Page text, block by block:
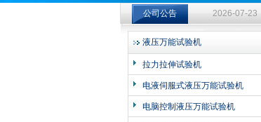
公司公告 钻杆扭转试验
钻杆扭转试验
2026-07-23
液压万能试验机
拉力拉伸试验机
电液伺服式液压万能试验机
电脑控制液压万能试验机